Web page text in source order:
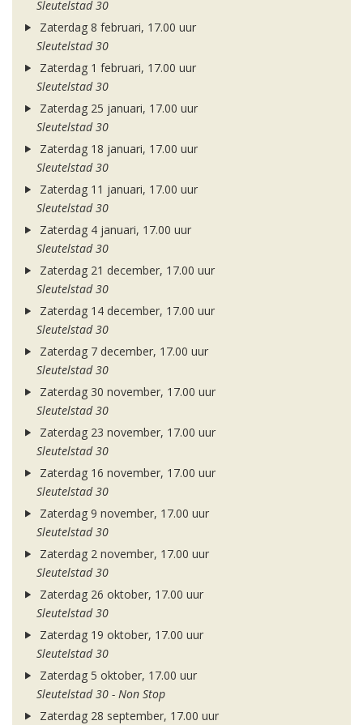
Sleutelstad 30
Zaterdag 8 februari, 17.00 uur
Sleutelstad 30
Zaterdag 1 februari, 17.00 uur
Sleutelstad 30
Zaterdag 25 januari, 17.00 uur
Sleutelstad 30
Zaterdag 18 januari, 17.00 uur
Sleutelstad 30
Zaterdag 11 januari, 17.00 uur
Sleutelstad 30
Zaterdag 4 januari, 17.00 uur
Sleutelstad 30
Zaterdag 21 december, 17.00 uur
Sleutelstad 30
Zaterdag 14 december, 17.00 uur
Sleutelstad 30
Zaterdag 7 december, 17.00 uur
Sleutelstad 30
Zaterdag 30 november, 17.00 uur
Sleutelstad 30
Zaterdag 23 november, 17.00 uur
Sleutelstad 30
Zaterdag 16 november, 17.00 uur
Sleutelstad 30
Zaterdag 9 november, 17.00 uur
Sleutelstad 30
Zaterdag 2 november, 17.00 uur
Sleutelstad 30
Zaterdag 26 oktober, 17.00 uur
Sleutelstad 30
Zaterdag 19 oktober, 17.00 uur
Sleutelstad 30
Zaterdag 5 oktober, 17.00 uur
Sleutelstad 30 - Non Stop
Zaterdag 28 september, 17.00 uur